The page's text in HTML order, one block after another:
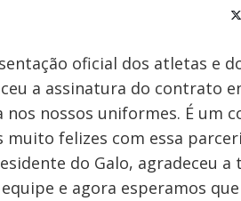
oficial dos atletas e
a assinatura do contrato
nos nossos uniformes. É um
felizes com essa
do Galo, agradeceu a
e agora esperamos